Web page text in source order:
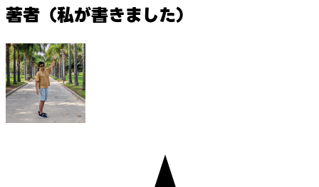
著者（私が書きました）